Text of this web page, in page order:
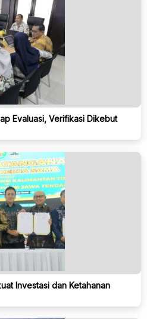
Evaluasi, Verifikasi Dikebut
Investasi dan Ketahanan